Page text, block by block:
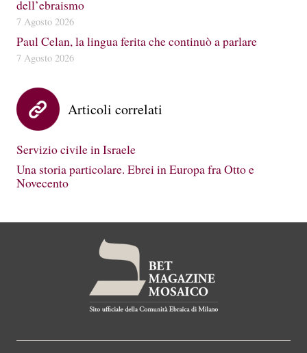
dell’ebraismo
7 Agosto 2026
Paul Celan, la lingua ferita che continuò a parlare
7 Agosto 2026
Articoli correlati
Servizio civile in Israele
Una storia particolare. Ebrei in Europa fra Otto e
Novecento